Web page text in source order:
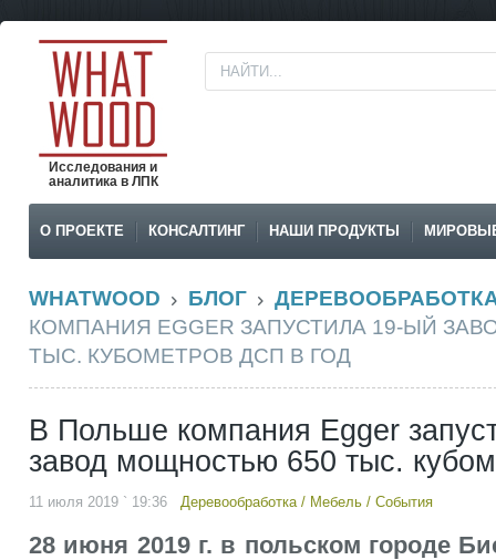
Исследования и
аналитика в ЛПК
О ПРОЕКТЕ КОНСАЛТИНГ НАШИ ПРОДУКТЫ
WHATWOOD БЛОГ
КОМПАНИЯ EGGER ЗАПУСТИЛА 19-ЫЙ
ТЫС. КУБОМЕТРОВ ДСП В ГОД
В Польше компания Egger
завод мощностью 650 тыс.
11 июля 2019 ` 19:36 Деревообработка/ Мебель / События
28 июня 2019 г. в польском городе